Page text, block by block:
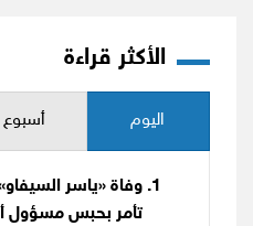
الأكثر قراءة
اليوم أسبوع
وفاة «ياسر
تأمر بحبس مسؤول